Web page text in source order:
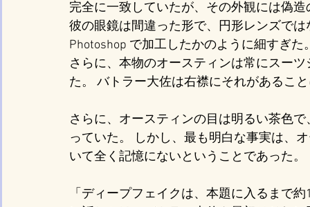
完全に一致していたが、その外観には偽
彼の眼鏡は間違った形で、円形レンズで
Photoshop で加工したかのように細すぎた
さらに、本物のオースティンは常にスー
た。 バトラー大佐は右襟にそれがあるこ
さらに、オースティンの目は明るい茶色
っていた。 しかし、最も明白な事実は、
いて全く記憶にないということであった。
「ディープフェイクは、本題に入るまで